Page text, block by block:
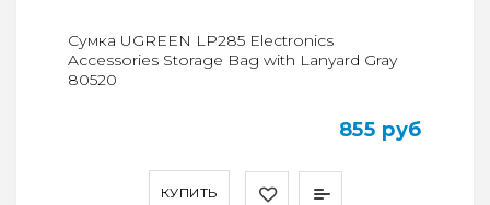
КУПИТЬ
Сумка UGREEN LP285 Electronics
Accessories Storage Bag with Lanyard Gray
80520
855 руб